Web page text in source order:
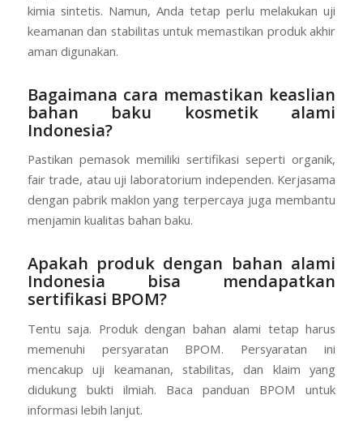
kimia sintetis. Namun, Anda tetap perlu melakukan uji
keamanan dan stabilitas untuk memastikan produk akhir
aman digunakan.
Bagaimana cara memastikan keaslian
bahan baku kosmetik alami
Indonesia?
Pastikan pemasok memiliki sertifikasi seperti organik,
fair trade, atau uji laboratorium independen. Kerjasama
dengan pabrik maklon yang terpercaya juga membantu
menjamin kualitas bahan baku.
Apakah produk dengan bahan alami
Indonesia bisa mendapatkan
sertifikasi BPOM?
Tentu saja. Produk dengan bahan alami tetap harus
memenuhi persyaratan BPOM. Persyaratan ini
mencakup uji keamanan, stabilitas, dan klaim yang
didukung bukti ilmiah. Baca panduan BPOM untuk
informasi lebih lanjut.